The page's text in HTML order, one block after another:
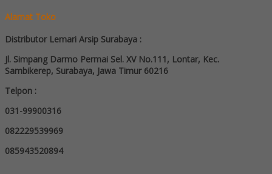
Alamat Toko
Distributor Lemari Arsip Surabaya :
Jl. Simpang Darmo Permai Sel. XV No.111, Lontar, Kec.
Sambikerep, Surabaya, Jawa Timur 60216
Telpon :
031-99900316
082229539969
085943520894